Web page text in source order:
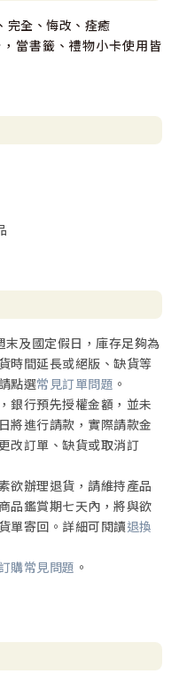
完全、悔改、痊癒
當書籤、禮物小卡使用皆
及國定假日，庫存足夠為
時間延長或絕版、缺貨等
點選常見訂單問題 。
銀行預先授權金額，並未
將進行請款，實際請款金
改訂單、缺貨或取消訂
欲辦理退貨，請維持產品
品鑑賞期七天內，將與欲
單寄回。詳細可閱讀退換
購常見問題 。